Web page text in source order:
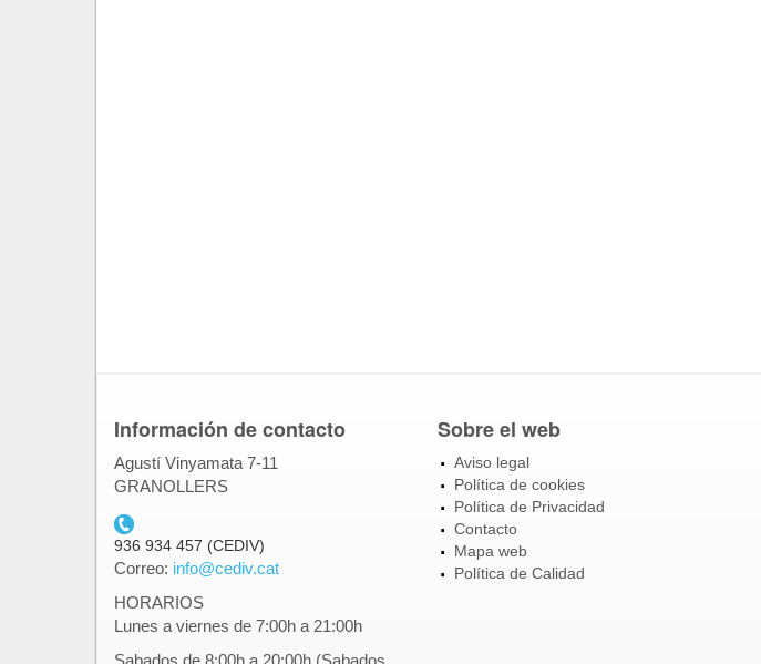
Información de contacto
Agustí Vinyamata 7-11
GRANOLLERS
telefon_cediv.gif
936 934 457 (CEDIV)
Correo: info@cediv.cat
HORARIOS
Lunes a viernes de 7:00h a 21:00h
Sabados de 8:00h a 20:00h (Sabados
Sobre el web
Aviso legal
Política de cookies
Política de Privacidad
Contacto
Mapa web
Política de Calidad